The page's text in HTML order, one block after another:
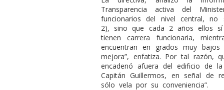
Transparencia activa del
funcionarios del nivel central,
2), sino que cada 2 años ellos
tienen carrera funcionaria,
encuentran en grados muy
mejora”, enfatiza. Por tal razón,
encadenó afuera del edificio de
Capitán Guillermos, en señal de
sólo vela por su conveniencia”.